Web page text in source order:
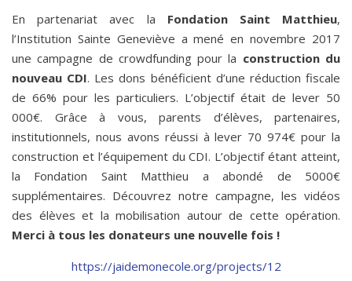
En partenariat avec la Fondation Saint Matthieu,
l’Institution Sainte Geneviève a mené en novembre 2017
une campagne de crowdfunding pour la construction du
nouveau CDI. Les dons bénéficient d’une réduction fiscale
de 66% pour les particuliers. L’objectif était de lever 50
000€. Grâce à vous, parents d’élèves, partenaires,
institutionnels, nous avons réussi à lever 70 974€ pour la
construction et l’équipement du CDI. L’objectif étant atteint,
la Fondation Saint Matthieu a abondé de 5000€
supplémentaires. Découvrez notre campagne, les vidéos
des élèves et la mobilisation autour de cette opération.
Merci à tous les donateurs une nouvelle fois !
https://jaidemonecole.org/projects/12